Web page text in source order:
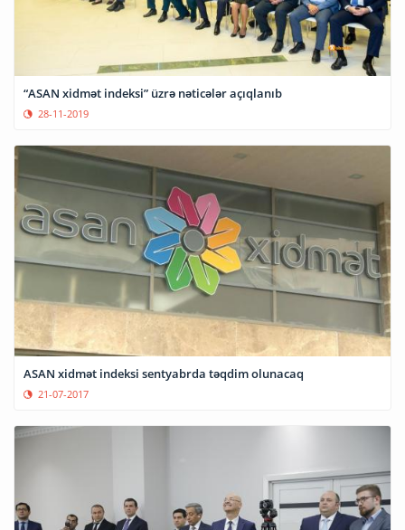
“ASAN xidmət indeksi” üzrə nəticələr açıqlanıb
28-11-2019
ASAN xidmət indeksi sentyabrda təqdim olunacaq
21-07-2017